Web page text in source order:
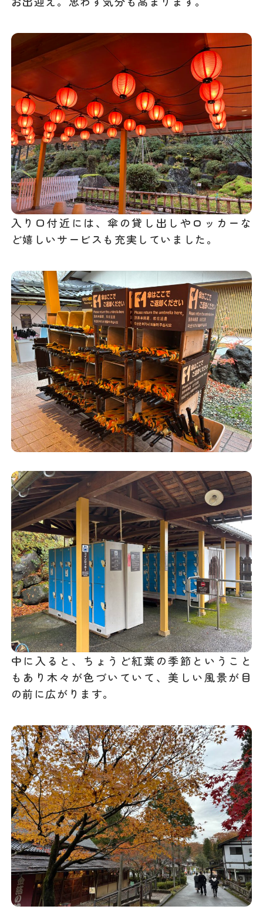
入り口付近には、傘の貸し出しやロッカーな
ど嬉しいサービスも充実していました。
中に入ると、ちょうど紅葉の季節ということ
もあり木々が色づいていて、美しい風景が目
の前に広がります。